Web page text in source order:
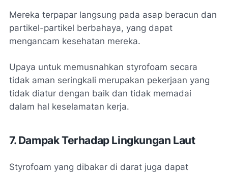
Mereka terpapar langsung pada asap beracun dan
partikel-partikel berbahaya, yang dapat
mengancam kesehatan mereka.
Upaya untuk memusnahkan styrofoam secara
tidak aman seringkali merupakan pekerjaan yang
tidak diatur dengan baik dan tidak memadai
dalam hal keselamatan kerja.
7. Dampak Terhadap Lingkungan Laut
Styrofoam yang dibakar di darat juga dapat